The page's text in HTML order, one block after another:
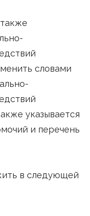
словами
указывается
и перечень
в следующей